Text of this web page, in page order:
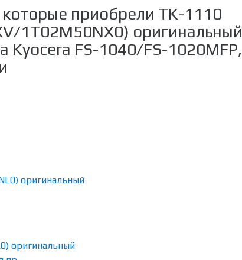
приобрели TK-1110
1T02M50NX0)
Kyocera FS-1040/FS-
оригинальный